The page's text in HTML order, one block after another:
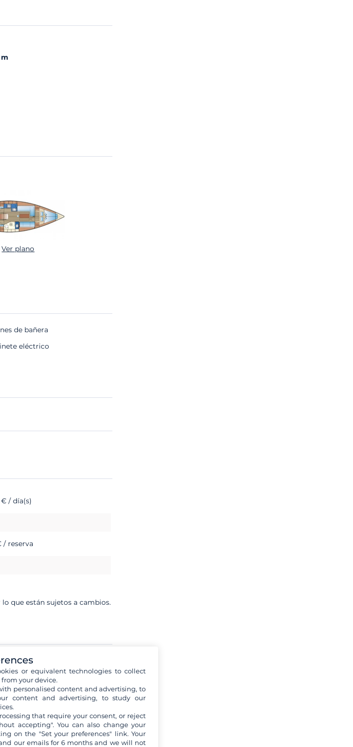
m
Ver plano
de bañera
eléctrico
/ día(s)
/ reserva
que están sujetos a cambios.
€
or equivalent technologies to collect
your device.
personalised content and advertising, to
content and advertising, to study our
that require your consent, or reject
accepting". You can also change your
on the "Set your preferences" link. Your
our emails for 6 months and we will not